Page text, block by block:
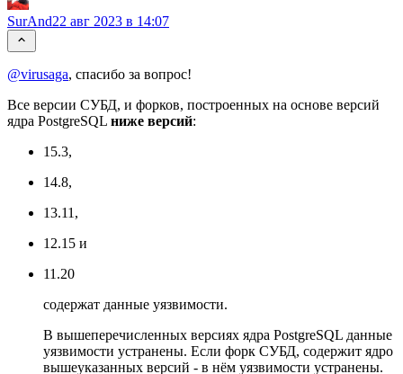
SurAnd22 авг 2023 в 14:07
@virusaga, спасибо за вопрос!
Все версии СУБД, и форков, построенных на основе версий
ядра PostgreSQL ниже версий:
15.3,
14.8,
13.11,
12.15 и
11.20
содержат данные уязвимости.
В вышеперечисленных версиях ядра PostgreSQL данные
уязвимости устранены. Если форк СУБД, содержит ядро
вышеуказанных версий - в нём уязвимости устранены.